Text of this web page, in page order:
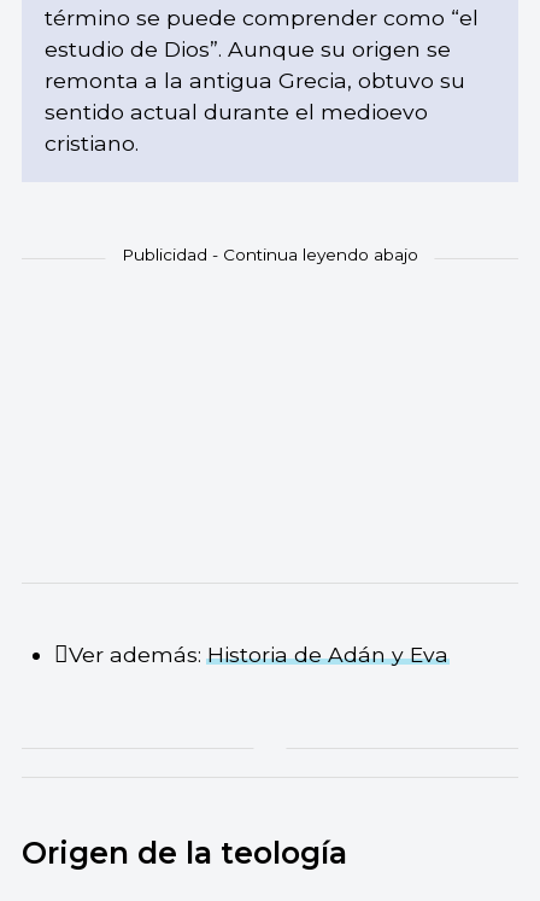
término se puede comprender como “el
estudio de Dios”. Aunque su origen se
remonta a la antigua Grecia, obtuvo su
sentido actual durante el medioevo
cristiano.
Ver además:Historia de Adán y Eva
Origen de la teología